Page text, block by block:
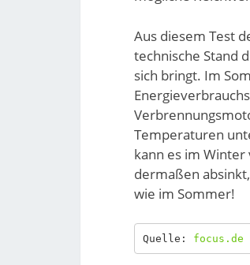
Aus diesem Test
technische Stand
sich bringt. Im
Temperaturen
kann es im
dermaßen
wie im Sommer!
Quelle: focus.de